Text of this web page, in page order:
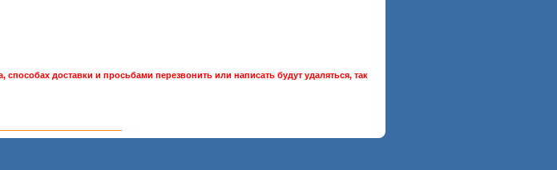
доставки и просьбами перезвонить или написать будут удаляться, так